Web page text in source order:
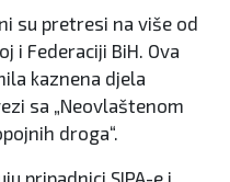
su pretresi na više od
i Federaciji BiH. Ova
kaznena djela
sa „Neovlaštenom
droga“.
pripadnici SIPA-e i